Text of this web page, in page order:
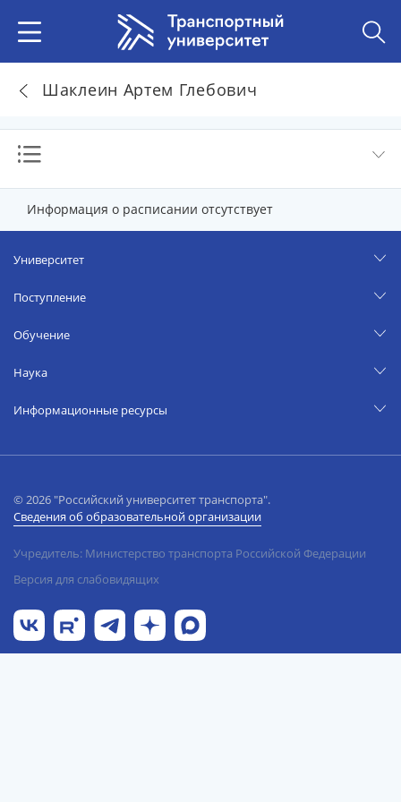
Шаклеин Артем Глебович
Информация о расписании отсутствует
Университет
Поступление
Обучение
Наука
Информационные ресурсы
© 2026 "Российский университет транспорта".
Сведения об образовательной организации
Учредитель: Министерство транспорта Российской Федерации
Версия для слабовидящих